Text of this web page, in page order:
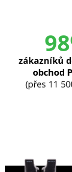
zákazníků
obchod
(přes 11